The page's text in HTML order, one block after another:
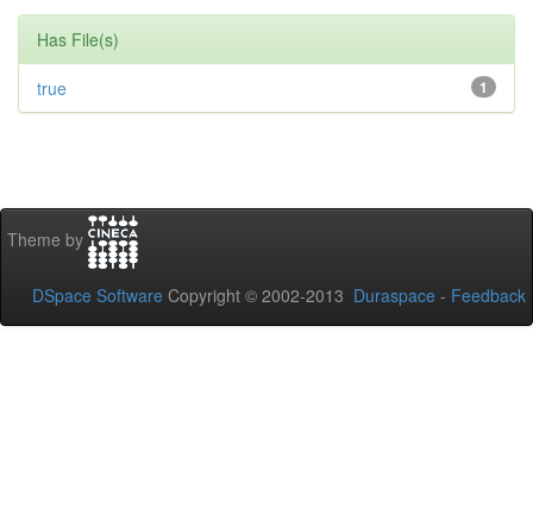
Has File(s)
1
true
Theme by
DSpace Software Copyright © 2002-2013 Duraspace - Feedback